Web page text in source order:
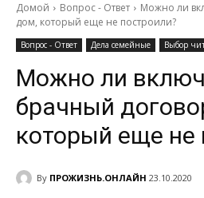
Домой Вопрос - Ответ
Можно ли
дом, который еще не построили?
Вопрос - Ответ Дела семейные Выбор
Можно ли
брачный
который еще не
By ПРОЖИЗНЬ.ОНЛАЙН 23.10.2020